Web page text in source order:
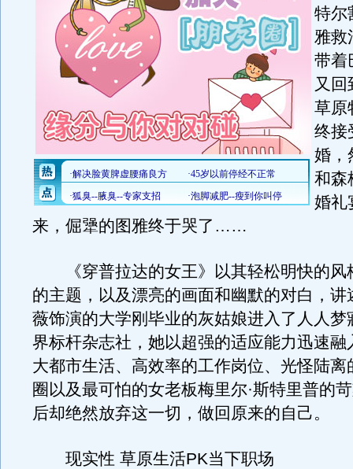
特尔
雅救
带着
又回
草原
终接
婚，
和森
婚礼
来，倔犟的图雅终于哭了……
《穿普拉达的女王》以其轻松明快的风
的主题，以及漂亮的画面和幽默的对白，讲
薇饰演的大学刚毕业的灰姑娘进入了人人梦
界标杆杂志社，她以超强的适应能力迅速融
大都市生活、高效率的工作岗位、光怪陆离
圈以及最可怕的女老板梅里尔·斯特里普的
后却绝然放弃这一切，做回原来的自己。
现实性 草原生活PK当下职场